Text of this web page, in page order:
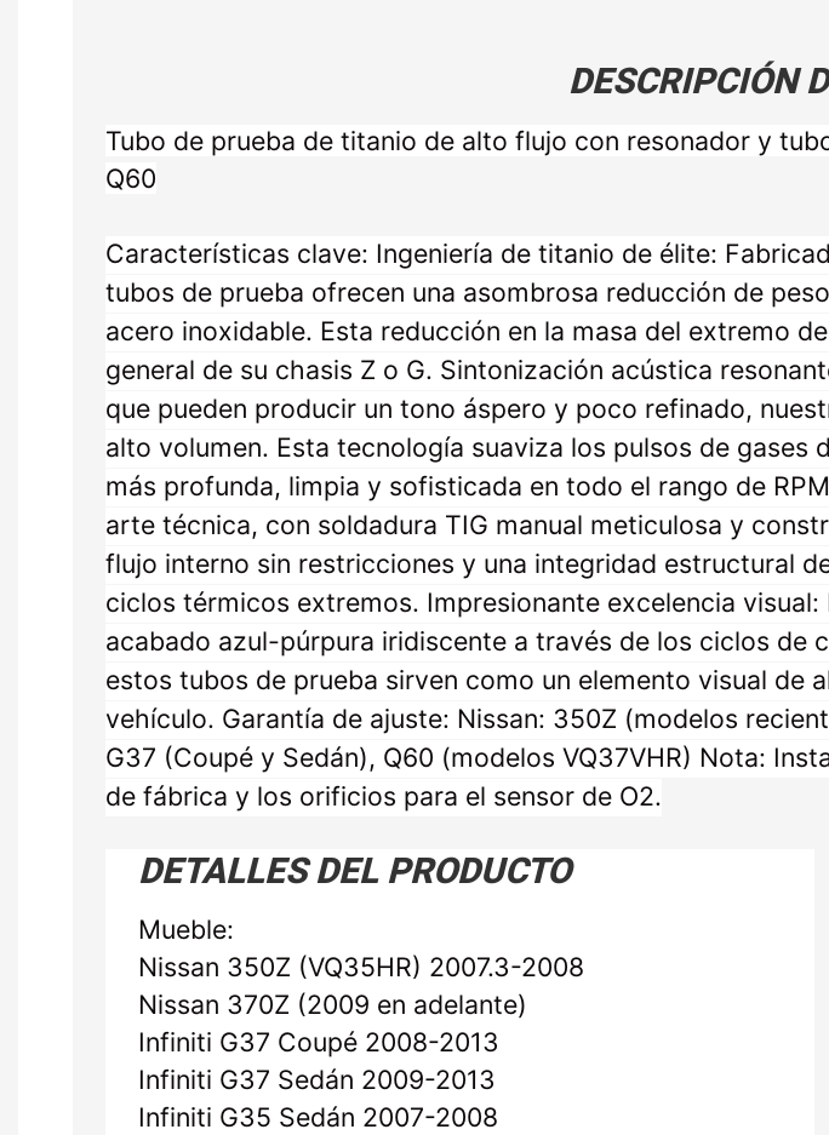
DESCRIPCIÓN
Tubo de prueba de titanio de alto flujo con resonador y
Q60
Características clave: Ingeniería de titanio de élite:
tubos de prueba ofrecen una asombrosa reducción de
acero inoxidable. Esta reducción en la masa del extremo
general de su chasis Z o G. Sintonización acústica
que pueden producir un tono áspero y poco refinado,
alto volumen. Esta tecnología suaviza los pulsos de
más profunda, limpia y sofisticada en todo el rango de
arte técnica, con soldadura TIG manual meticulosa y
flujo interno sin restricciones y una integridad estructural
ciclos térmicos extremos. Impresionante excelencia
acabado azul-púrpura iridiscente a través de los ciclos de
estos tubos de prueba sirven como un elemento visual de
vehículo. Garantía de ajuste: Nissan: 350Z (modelos
G37 (Coupé y Sedán), Q60 (modelos VQ37VHR) Nota:
de fábrica y los orificios para el sensor de O2.
DETALLES DEL PRODUCTO
Mueble:
Nissan 350Z (VQ35HR) 2007.3-2008
Nissan 370Z (2009 en adelante)
Infiniti G37 Coupé 2008-2013
Infiniti G37 Sedán 2009-2013
Infiniti G35 Sedán 2007-2008